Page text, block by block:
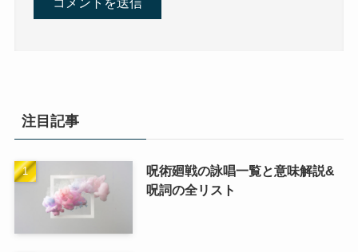
注目記事
呪術廻戦の詠唱一覧と意味解説&
呪詞の全リスト